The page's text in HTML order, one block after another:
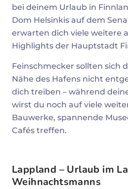
bei deinem Urlaub in
Dom Helsinkis auf dem
erwarten dich viele weitere
Highlights der Hauptstadt
Feinschmecker sollten sich
Nähe des Hafens nicht
dich treiben – während
wirst du noch auf viele
Bauwerke, spannende
Cafés treffen.
Lappland – Urlaub im
Weihnachtsmanns